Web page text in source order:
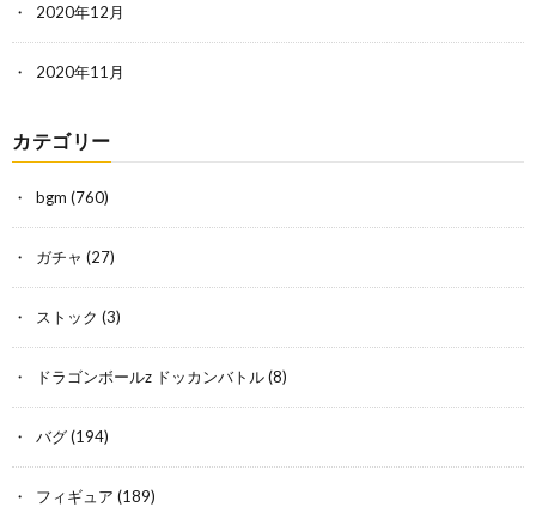
2020年12月
2020年11月
カテゴリー
bgm (760)
ガチャ (27)
ストック (3)
ドラゴンボールz ドッカンバトル(8)
バグ(194)
フィギュア (189)